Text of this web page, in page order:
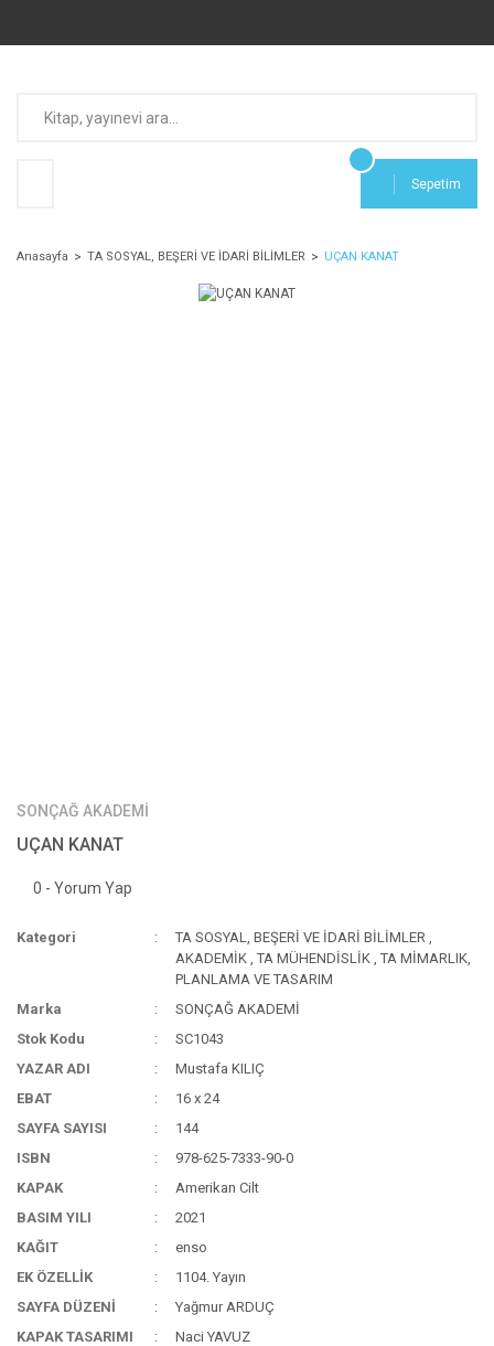
Sepetim
Anasayfa TA SOSYAL, BEŞERİ VE İDARİ BİLİMLER UÇAN KANAT
SONÇAĞ AKADEMİ
UÇAN KANAT
0 - Yorum Yap
Kategori TA SOSYAL, BEŞERİ VE İDARİ BİLİMLER ,
AKADEMİK ,TA MÜHENDİSLİK ,TA MİMARLIK,
PLANLAMA VE TASARIM
Marka
SONÇAĞ AKADEMİ
Stok Kodu
SC1043
YAZAR ADI
Mustafa KILIÇ
EBAT
16 x 24
SAYFA SAYISI
144
ISBN
978-625-7333-90-0
KAPAK
Amerikan Cilt
BASIM YILI
2021
KAĞIT
enso
EK ÖZELLİK
1104. Yayın
SAYFA DÜZENİ
Yağmur ARDUÇ
KAPAK TASARIMI
Naci YAVUZ